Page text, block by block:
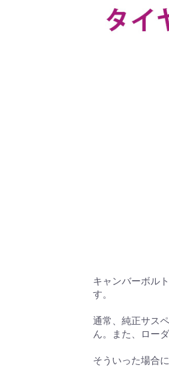
キャンバーボル
す。
通常、純正サス
ん。また、ロー
そういった場合